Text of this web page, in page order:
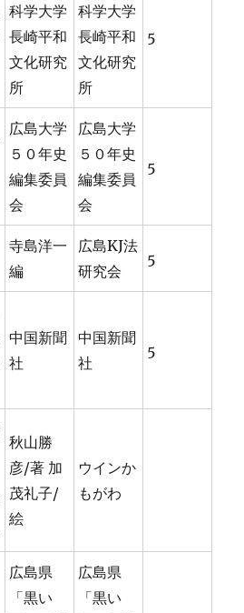
科学大学
長崎平和
文化研究
所
科学大学
長崎平和
文化研究
所
5
広島大学
５０年史
編集委員
会
広島大学
５０年史
編集委員
会
5
寺島洋一
編
広島KJ法
研究会
5
中国新聞
社
中国新聞
社
5
秋山勝
彦/著 加
茂礼子/
絵
ウインか
もがわ
広島県
「黒い
広島県
「黒い